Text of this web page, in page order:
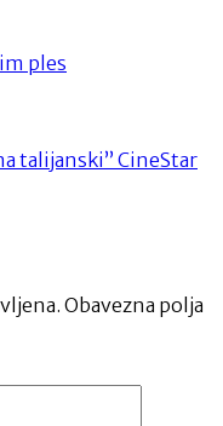
ples
talijanski” CineStar
Obavezna polja